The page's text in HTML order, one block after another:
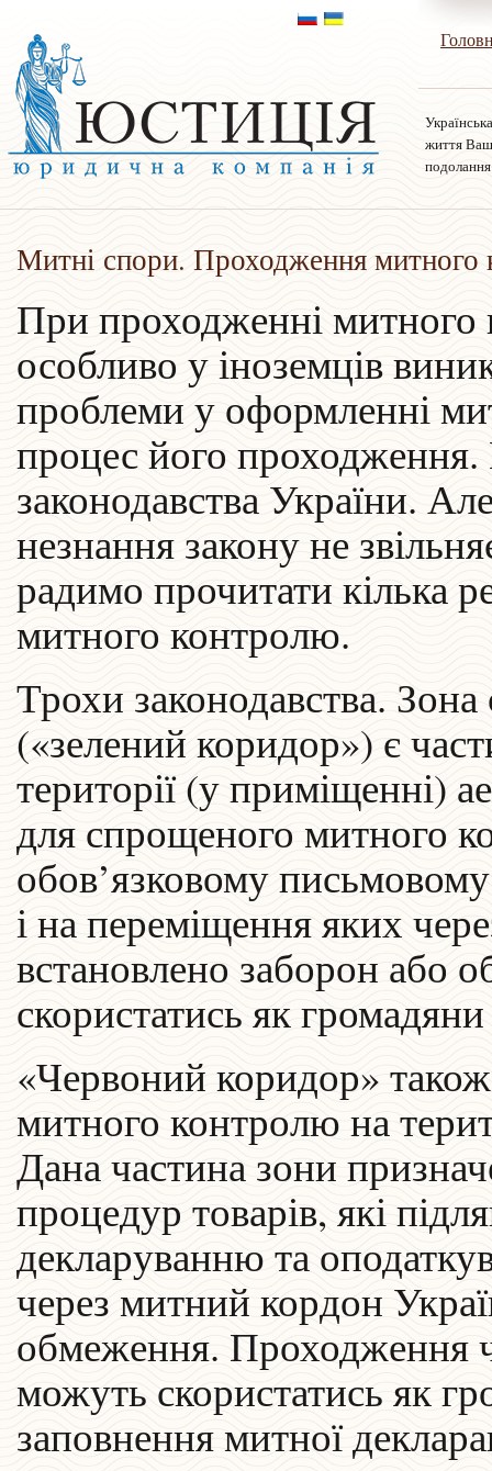
життя
Митні спори. Проходження митного
При проходженні митного
особливо у іноземців
проблеми у оформленні
процес його
законодавства України.
незнання закону не
радимо прочитати кілька
митного контролю.
Трохи законодавства.
(«зелений коридор») є
території (у приміщенні)
для спрощеного митного
обов’язковому
і на переміщення яких
встановлено заборон
скористатись як
«Червоний коридор»
митного контролю на
Дана частина зони
процедур товарів, які
декларуванню та
через митний кордон
обмеження. Проходження
можуть скористатись як
заповнення митної